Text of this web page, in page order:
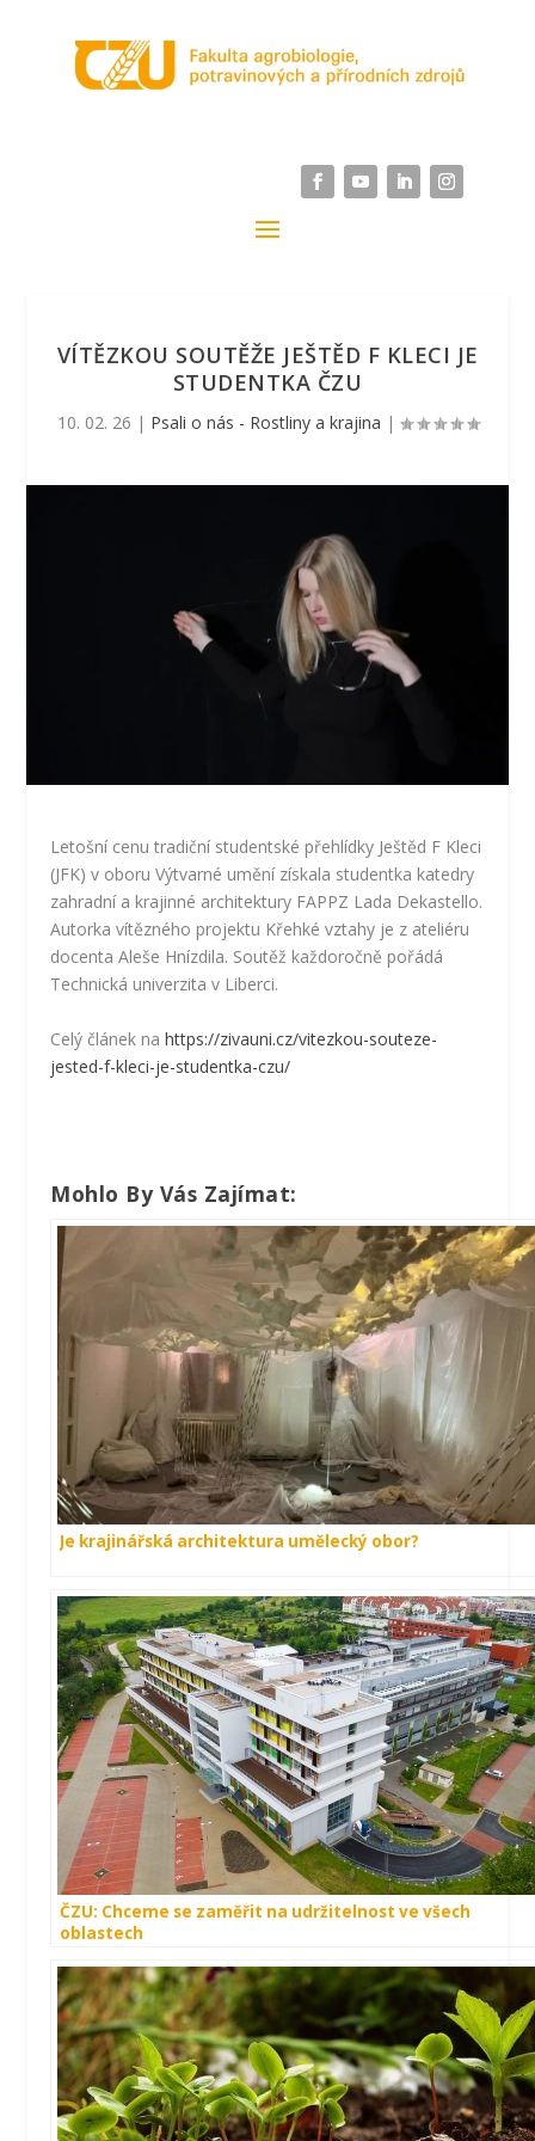
VÍTĚZKOU SOUTĚŽE JEŠTĚD F KLECI JE
STUDENTKA ČZU
10. 02. 26 | Psali o nás - Rostliny a krajina |
Letošní cenu tradiční studentské přehlídky Ještěd F Kleci
(JFK) v oboru Výtvarné umění získala studentka katedry
zahradní a krajinné architektury FAPPZ Lada Dekastello.
Autorka vítězného projektu Křehké vztahy je z ateliéru
docenta Aleše Hnízdila. Soutěž každoročně pořádá
Technická univerzita v Liberci.
Celý článek nahttps://zivauni.cz/vitezkou-souteze-
jested-f-kleci-je-studentka-czu/
Mohlo By Vás Zajímat:
Je krajinářská architektura umělecký obor?
ČZU: Chceme se zaměřit na udržitelnost ve všech
oblastech